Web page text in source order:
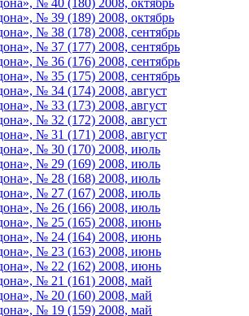
№ 39 (189) 2008, октябрь
№ 38 (178) 2008, сентябрь
№ 37 (177) 2008, сентябрь
№ 36 (176) 2008, сентябрь
№ 35 (175) 2008, сентябрь
№ 34 (174) 2008, август
№ 33 (173) 2008, август
№ 32 (172) 2008, август
№ 31 (171) 2008, август
№ 30 (170) 2008, июль
№ 29 (169) 2008, июль
№ 28 (168) 2008, июль
№ 27 (167) 2008, июль
№ 26 (166) 2008, июль
№ 25 (165) 2008, июнь
№ 24 (164) 2008, июнь
№ 23 (163) 2008, июнь
№ 22 (162) 2008, июнь
№ 21 (161) 2008, май
№ 20 (160) 2008, май
№ 19 (159) 2008, май